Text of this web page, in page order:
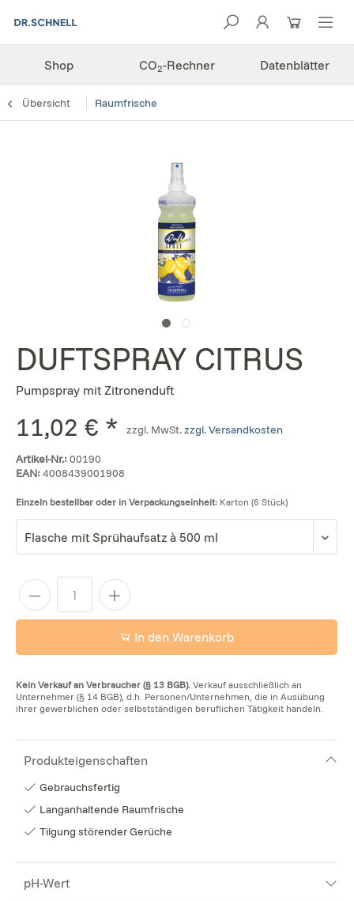
Shop CO2-Rechner Datenblätter
Übersicht Raumfrische
DUFTSPRAY CITRUS
Pumpspray mit Zitronenduft
11,02 € * zzgl. MwSt.zzgl. Versandkosten
Artikel-Nr.:00190
EAN:4008439001908
Einzeln bestellbar oder in Verpackungseinheit: Karton (6 Stück)
In den Warenkorb
Kein Verkauf an Verbraucher (§ 13 BGB). Verkauf ausschließlich an
Unternehmer (§ 14 BGB), d.h. Personen/Unternehmen, die in Ausübung
ihrer gewerblichen oder selbstständigen beruflichen Tätigkeit handeln.
Produkteigenschaften
Gebrauchsfertig
Langanhaltende Raumfrische
Tilgung störender Gerüche
pH-Wert